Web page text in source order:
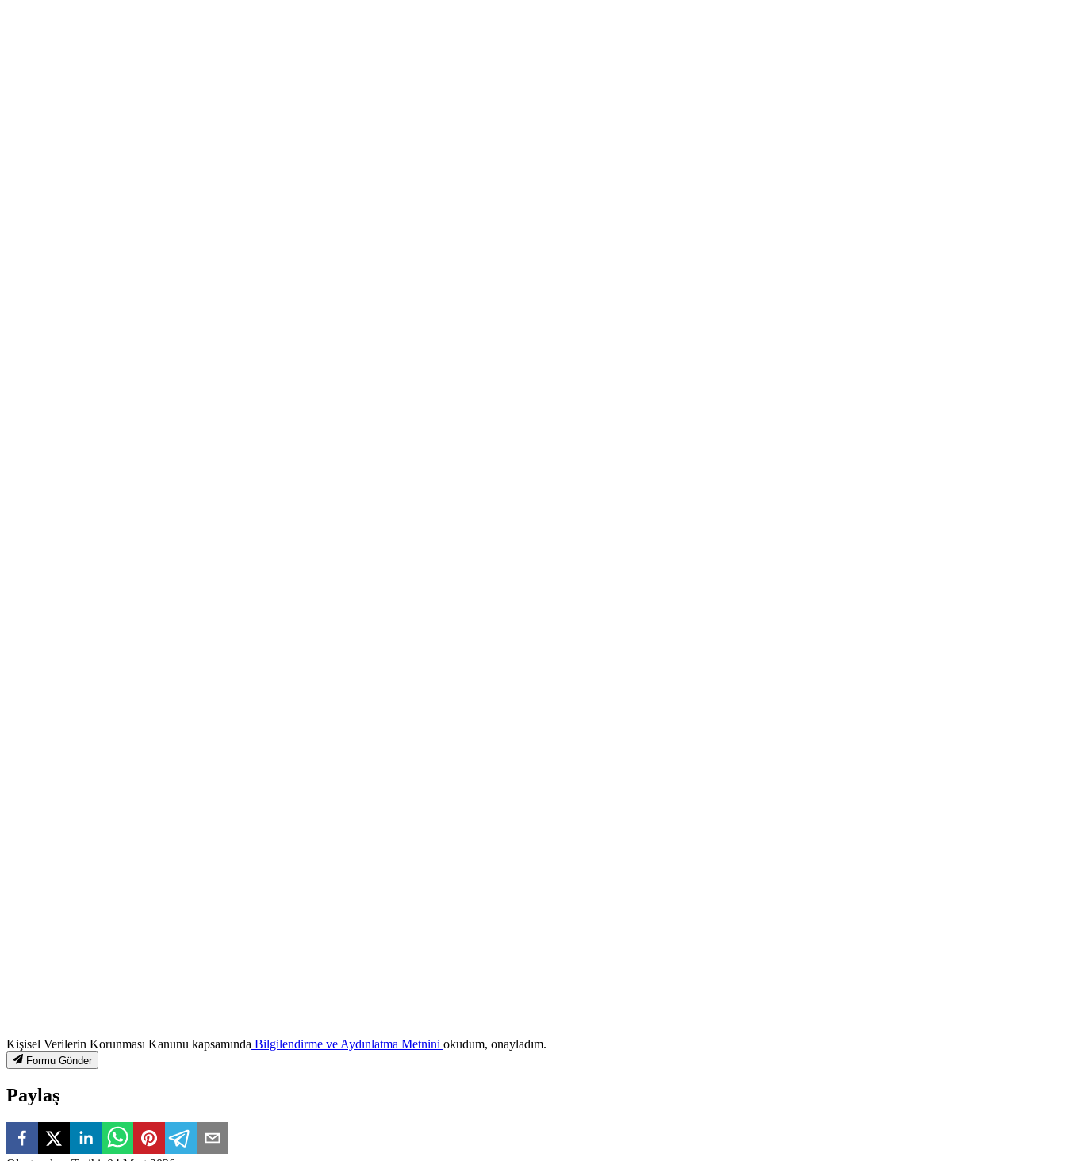
Kişisel Verilerin Korunması Kanunu kapsamında Bilgilendirme ve Aydınlatma Metnini okudum, onayladım.
Formu Gönder
Paylaş